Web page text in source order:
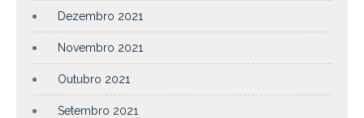
Dezembro 2021
Novembro 2021
Outubro 2021
Setembro 2021